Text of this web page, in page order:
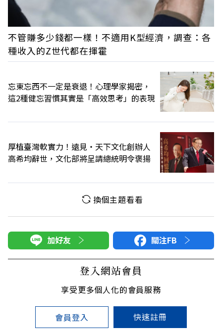
不管賺多少錢都一樣！不適用K型經濟，調查：各
種收入的Z世代都在揮霍
忘東忘西不一定是衰退！心理學家揭密，
這2種健忘習慣其實是「高效思考」的表現
厚植臺灣軟實力！遠見‧天下文化創辦人
高希均辭世，文化部將呈請總統明令褒揚
換個主題看看
加好友 關注FB
登入網站會員
享受更多個人化的會員服務
會員登入 快速註冊